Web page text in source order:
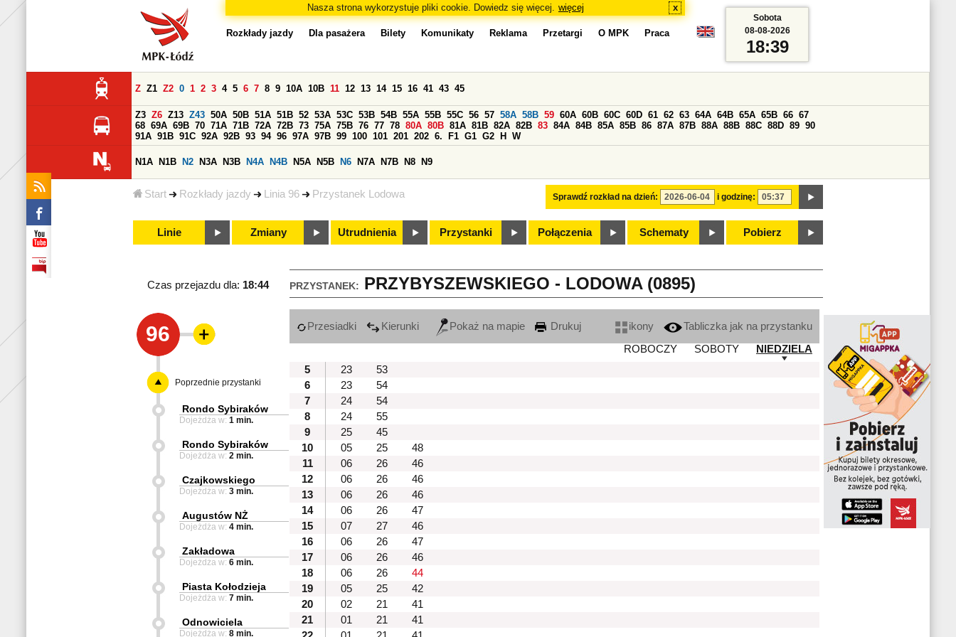
Nasza strona wykorzystuje pliki cookie. Dowiedz się więcej. więcej x
Start Rozkłady jazdy Linia 96 Przystanek Lodowa
Rozkłady jazdy Dla pasażera Bilety Komunikaty Reklama Przetargi O MPK Praca
Sprawdź rozkład na dzień: i godzinę:
Z Z1 Z2 0 1 2 3 4 5 6 7 8 9 10A 10B 11 12 13 14 15 16 41 43 45
Z3 Z6 Z13 Z43 50A 50B 51A 51B 52 53A 53C 53B 54B 55A 55B 55C 56 57 58A 58B 59 60A 60B 60C 60D 61 62 63 64A 64B 65A 65B 66 67
68 69A 69B 70 71A 71B 72A 72B 73 75A 75B 76 77 78 80A 80B 81A 81B 82A 82B 83 84A 84B 85A 85B 86 87A 87B 88A 88B 88C 88D 89 90
91A 91B 91C 92A 92B 93 94 96 97A 97B 99 100 101 201 202 6. F1 G1 G2 H W
N1A N1B N2 N3A N3B N4A N4B N5A N5B N6 N7A N7B N8 N9
Linie Zmiany Utrudnienia Przystanki Połączenia Schematy Pobierz
Sobota
08-08-2026
18:39
PRZYSTANEK: PRZYBYSZEWSKIEGO - LODOWA (0895)
Czas przejazdu dla: 18:44
96 Przesiadki Kierunki Pokaż na mapie Drukuj ikony
Tabliczka jak na przystanku
ROBOCZY
SOBOTY
NIEDZIELA
5
23
53
6
23
54
7
24
54
8
24
55
9
25
45
10
05 25
48
11
06 26
46
12
06 26
46
13
06 26
46
14
06 26
47
15
07 27
46
16
06 26
47
17
06 26
46
18
06 26
44
19
05 25
42
20
02 21
41
21
01 21
41
Poprzednie przystanki
Rondo Sybiraków
Dojeżdża w: 1 min.
Rondo Sybiraków
Dojeżdża w: 2 min.
Czajkowskiego
Dojeżdża w: 3 min.
Augustów NŻ
Dojeżdża w: 4 min.
Zakładowa
Dojeżdża w: 6 min.
Piasta Kołodzieja
Dojeżdża w: 7 min.
Odnowiciela
Dojeżdża w: 8 min.